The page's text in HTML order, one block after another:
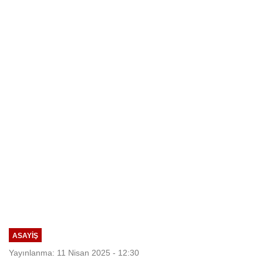
ASAYIŞ
Yayınlanma: 11 Nisan 2025 - 12:30